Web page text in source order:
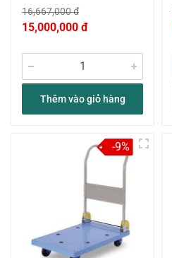
16,667,000 đ
15,000,000 đ
Thêm vào giỏ hàng
-9%